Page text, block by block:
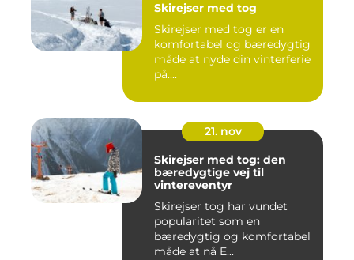
Skirejser med tog
Skirejser med tog er en
komfortabel og bæredygtig
måde at nyde din vinterferie
på....
21. nov
Skirejser med tog: den
bæredygtige vej til
vintereventyr
Skirejser tog har vundet
popularitet som en
bæredygtig og komfortabel
måde at nå E...